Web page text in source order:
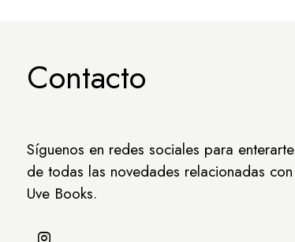
Contacto
Síguenos en redes sociales para enterarte
de todas las novedades relacionadas con
Uve Books.